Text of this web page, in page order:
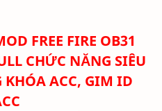
FREE FIRE OB31
CHỨC NĂNG SIÊU
KHÓA ACC, GIM ID